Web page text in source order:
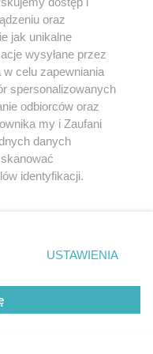
oraz
jak unikalne
wysyłane przez
celu zapewniania
spersonalizowanych
odbiorców oraz
my i Zaufani
danych
identyfikacji.
prywatności
strony
zgody
się takiemu
zastosowanie tylko
USTAWIENIA